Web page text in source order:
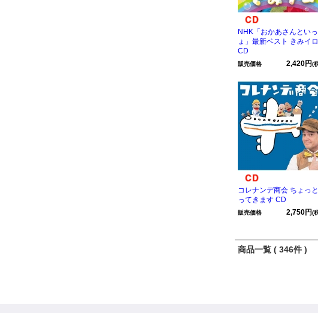
NHK「おかあさんとい
ょ」最新ベスト きみイロ
CD
販売価格 2,420円(
コレナンデ商会 ちょっ
ってきます CD
販売価格 2,750円(
商品一覧 ( 346件 )